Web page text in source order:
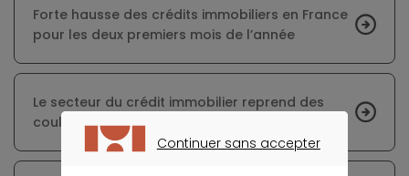
Forte hausse des crédits immobiliers en France
pour les deux premiers mois de l’année
Le secteur du crédit immobilier reprend des
couleurs
Continuer sans accepter